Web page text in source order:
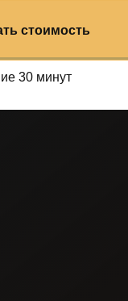
стоимость
30 минут